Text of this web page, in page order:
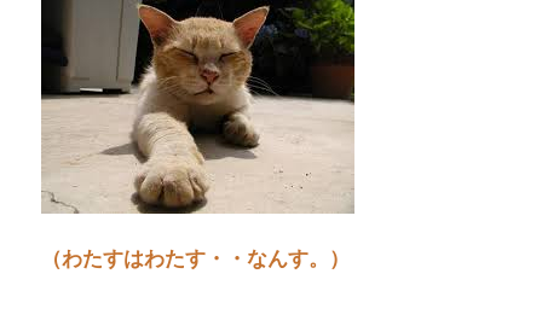
（わたすはわたす・・なんす。）